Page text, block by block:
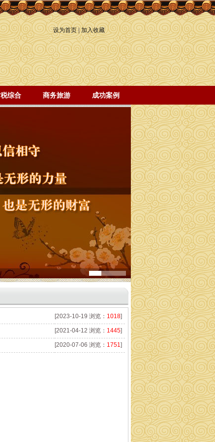
设为首页|加入收藏
综合 商务旅游 成功案例
[2023-10-19 浏览： 1018]
[2021-04-12 浏览： 1445]
[2020-07-06 浏览： 1751]